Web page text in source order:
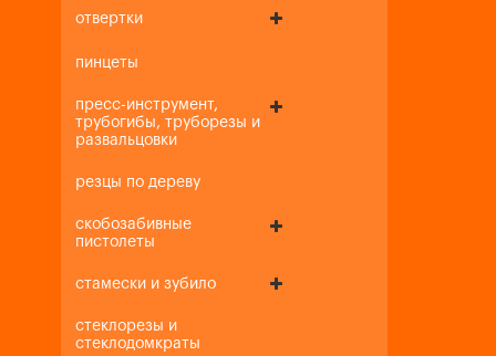
отвертки
пинцеты
пресс-инструмент,
трубогибы, труборезы и
развальцовки
резцы по дереву
скобозабивные
пистолеты
стамески и зубило
стеклорезы и
стеклодомкраты